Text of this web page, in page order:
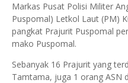
Markas Pusat Polisi Militer
Puspomal) Letkol Laut (PM)
pangkat Prajurit Puspomal
mako Puspomal.
Sebanyak 16 Prajurit yang
Tamtama, juga 1 orang ASN